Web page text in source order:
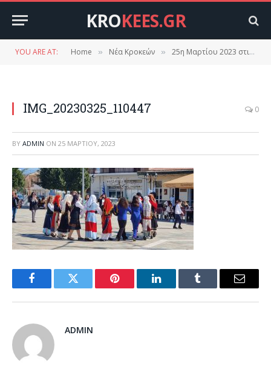
KROKEES.GR
YOU ARE AT: Home » Νέα Κροκεών » 25η Μαρτίου 2023 στις Κροκεές
IMG_20230325_110447 0
BY ADMIN ON 25 ΜΑΡΤΊΟΥ, 2023
FacebookTwitter Pinterest LinkedInTumblr Email
ADMIN